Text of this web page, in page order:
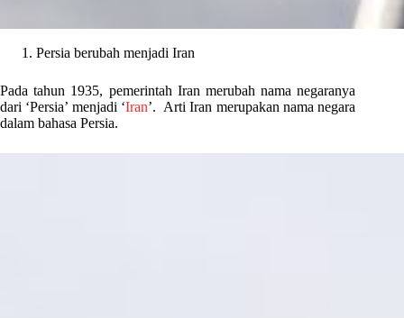
Persia berubah menjadi Iran
Pada tahun 1935, pemerintah Iran merubah nama negaranya
dari ‘Persia’ menjadi ‘Iran’. Arti Iran merupakan nama negara
dalam bahasa Persia.